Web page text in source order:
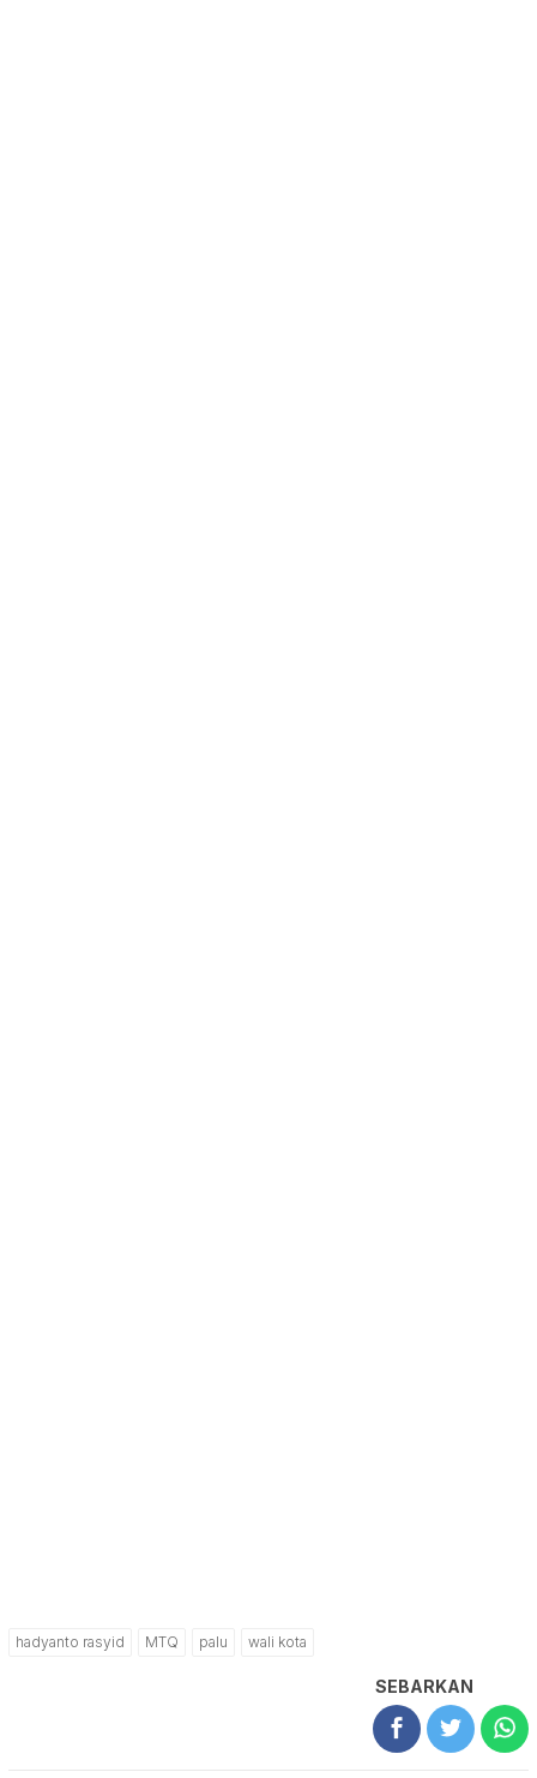
hadyanto rasyid MTQ palu wali kota
SEBARKAN